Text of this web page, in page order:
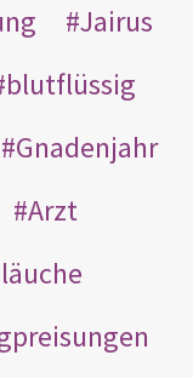
Jairus
blutflüssig
Gnadenjahr
Arzt